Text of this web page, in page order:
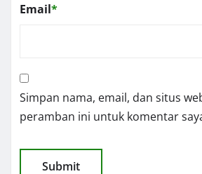
Email*
Simpan nama, email, dan situs
peramban ini untuk komentar